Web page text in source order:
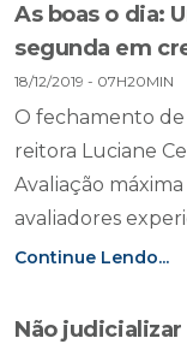
As boas o dia:
segunda em
18/12/2019 - 07H20MIN
O fechamento de
reitora Luciane
Avaliação
avaliadores
Continue Lendo...
Não judicializar